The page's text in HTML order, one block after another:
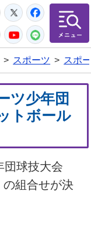
Twitter
YouTube
LINE
> スポーツ > スポ
ツ少年団
トボール
団球技大会
の組合せが決